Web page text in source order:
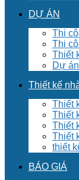
DỰ ÁN
Thi
Thi
Thiết
Dự
Thiết kế
Thiết
Thiết
Thiết
Thiết
thiết
BÁO GIÁ